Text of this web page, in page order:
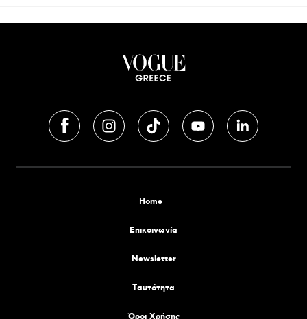
Home
Επικοινωνία
Newsletter
Tαυτότητα
Όροι Χρήσης